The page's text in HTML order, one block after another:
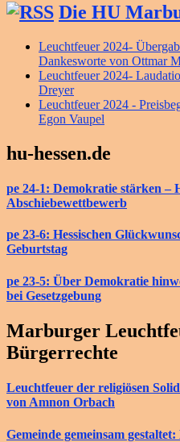
Die HU
Leuchtfeuer 2024-
Dankesworte von Ottmar
Leuchtfeuer 2024-
Dreyer
Leuchtfeuer 2024 -
Egon Vaupel
hu-hessen.de
pe 24-1: Demokratie stärken –
Abschiebewettbewerb
pe 23-6: Hessischen
Geburtstag
pe 23-5: Über Demokratie
bei Gesetzgebung
Marburger
Bürgerrechte
Leuchtfeuer der religiösen
von Amnon Orbach
Gemeinde gemeinsam